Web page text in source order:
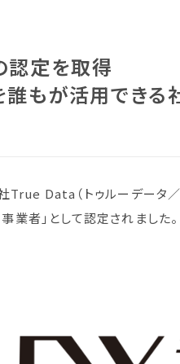
認定を取得
もが活用できる
True Data（トゥルーデータ
業者」として認定されました。